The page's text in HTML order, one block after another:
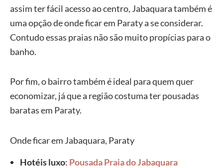
assim ter fácil acesso ao centro, Jabaquara também é
uma opção de onde ficar em Paraty a se considerar.
Contudo essas praias não são muito propícias para o
banho.
Por fim, o bairro também é ideal para quem quer
economizar, já que a região costuma ter pousadas
baratas em Paraty.
Onde ficar em Jabaquara, Paraty
Hotéis luxo: Pousada Praia do Jabaquara